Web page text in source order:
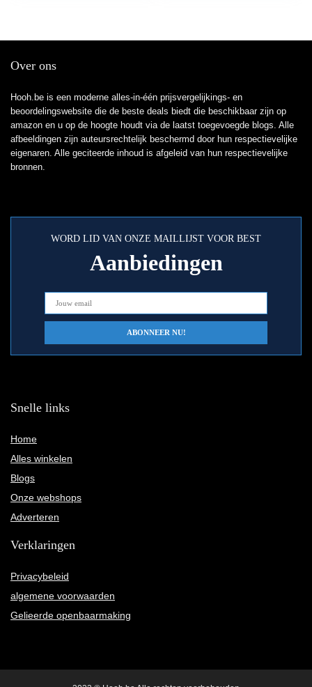
Over ons
Hooh.be is een moderne alles-in-één prijsvergelijkings- en
beoordelingswebsite die de beste deals biedt die beschikbaar zijn op
amazon en u op de hoogte houdt via de laatst toegevoegde blogs. Alle
afbeeldingen zijn auteursrechtelijk beschermd door hun respectievelijke
eigenaren. Alle geciteerde inhoud is afgeleid van hun respectievelijke
bronnen.
WORD LID VAN ONZE MAILLIJST VOOR BEST
Aanbiedingen
Snelle links
Home
Alles winkelen
Blogs
Onze webshops
Adverteren
Verklaringen
Privacybeleid
algemene voorwaarden
Gelieerde openbaarmaking